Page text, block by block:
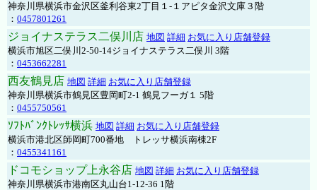
神奈川県横浜市金沢区釜利谷東2丁目１-１アピタ金沢文庫３階
： 0457801261
ジョイナステラス二俣川店 地図 詳細 お気に入り店舗登録
横浜市旭区二俣川2-50-14ジョイナステラス二俣川 3階
： 0453662281
西友鶴見店 地図 詳細 お気に入り店舗登録
神奈川県横浜市鶴見区豊岡町2-1 鶴見フーガ１ 5階
： 0455750561
ｿﾌﾄﾊﾞﾝｸﾄﾚｯｻ横浜 地図 詳細 お気に入り店舗登録
横浜市港北区師岡町700番地 トレッサ横浜南棟2F
： 0455341161
ドコモショップ上永谷店 地図 詳細 お気に入り店舗登録
神奈川県横浜市港南区丸山台1-12-36 1階